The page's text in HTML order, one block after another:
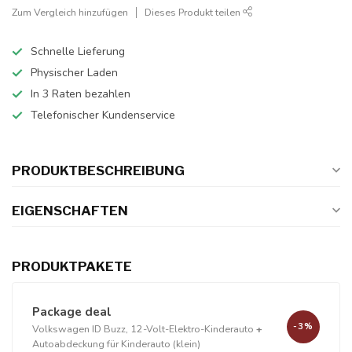
Zum Vergleich hinzufügen Dieses Produkt teilen
Schnelle Lieferung
Physischer Laden
In 3 Raten bezahlen
Telefonischer Kundenservice
PRODUKTBESCHREIBUNG
EIGENSCHAFTEN
PRODUKTPAKETE
Package deal
Volkswagen ID Buzz, 12-Volt-Elektro-Kinderauto +
Autoabdeckung für Kinderauto (klein)
-3%